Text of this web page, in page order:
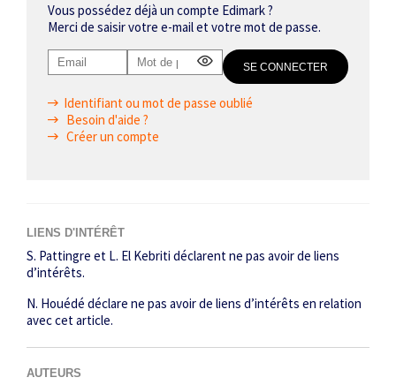
Vous possédez déjà un compte Edimark ?
Merci de saisir votre e-mail et votre mot de passe.
Identifiant ou mot de passe oublié
Besoin d'aide ?
Créer un compte
LIENS D'INTÉRÊT
S. Pattingre et L. El Kebriti déclarent ne pas avoir de liens
d’intérêts.
N. Houédé déclare ne pas avoir de liens d’intérêts en relation
avec cet article.
AUTEURS